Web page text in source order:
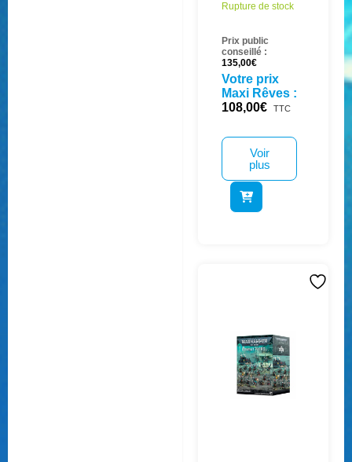
Rupture de stock
Prix public
conseillé :
135,00€
Votre prix
Maxi Rêves :
108,00€ TTC
Voir
plus